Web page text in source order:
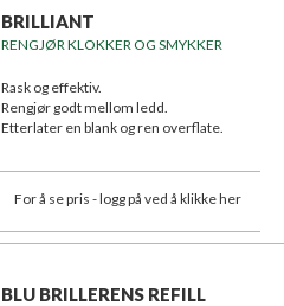
BRILLIANT
RENGJØR KLOKKER OG SMYKKER
Rask og effektiv.
Rengjør godt mellom ledd.
Etterlater en blank og ren overflate.
For å se pris - logg på ved å klikke her
BLU BRILLERENS REFILL